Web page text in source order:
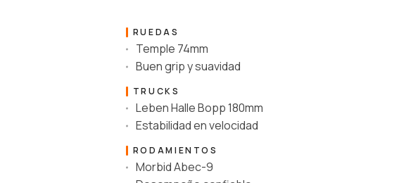
RUEDAS
Temple 74mm
Buen grip y suavidad
TRUCKS
Leben Halle Bopp 180mm
Estabilidad en velocidad
RODAMIENTOS
Morbid Abec-9